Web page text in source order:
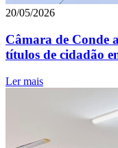
20/05/2026
Câmara de Conde
títulos de cidadão
Ler mais